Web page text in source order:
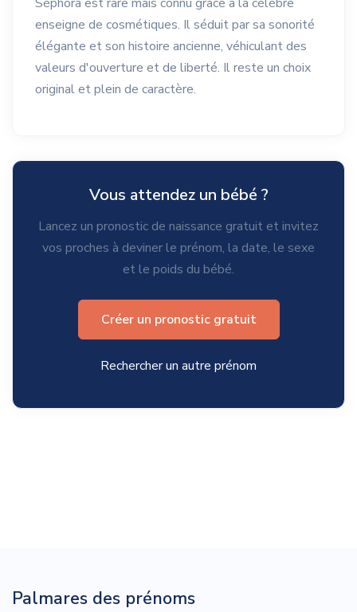
enseigne de cosmétiques. Il séduit par sa sonorité
élégante et son histoire ancienne, véhiculant des
valeurs d'ouverture et de liberté. Il reste un choix
original et plein de caractère.
Vous attendez un bébé ?
Lancez un pronostic de naissance gratuit et invitez
vos proches à deviner le prénom, la date, le sexe
et le poids du bébé.
Créer un pronostic gratuit
Rechercher un autre prénom
Palmares des prénoms